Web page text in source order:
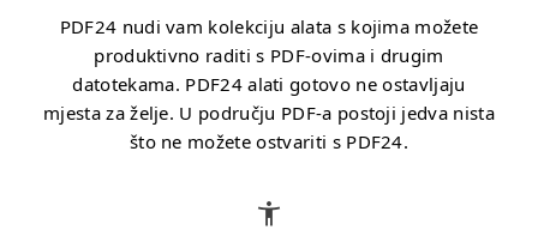
PDF24 nudi vam kolekciju alata s kojima možete
produktivno raditi s PDF-ovima i drugim
datotekama. PDF24 alati gotovo ne ostavljaju
mjesta za želje. U području PDF-a postoji jedva nista
što ne možete ostvariti s PDF24.